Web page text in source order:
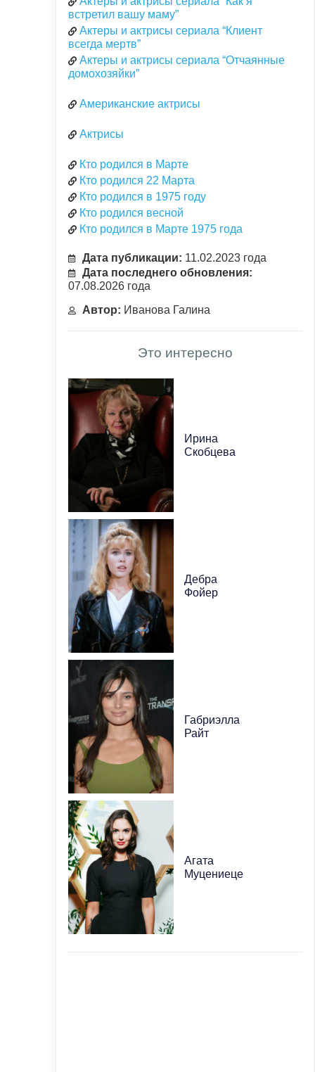
встретил вашу маму”
Актеры и актрисы сериала “Клиент
всегда мертв”
Актеры и актрисы сериала “Отчаянные
домохозяйки”
Американские актрисы
Актрисы
Кто родился в Марте
Кто родился 22 Марта
Кто родился в 1975 году
Кто родился весной
Кто родился в Марте 1975 года
Дата публикации: 11.02.2023 года
Дата последнего обновления:
07.08.2026 года
Автор: Иванова Галина
Это интересно
Ирина
Скобцева
Дебра
Фойер
Габриэлла
Райт
Агата
Муцениеце